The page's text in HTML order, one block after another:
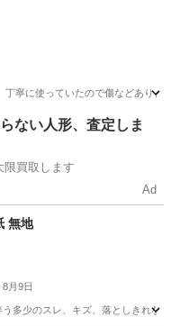
寧に使っていたので傷などあり
ない人形、査定しま
限買取します
Ad
無地
8月9日
多少のスレ、キズ、落としきれ